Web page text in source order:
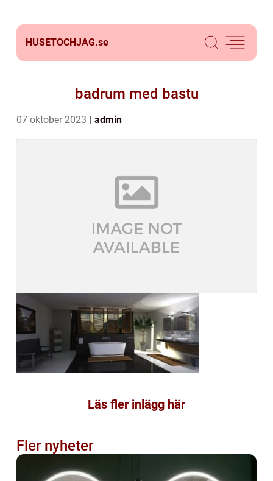
HUSETOCHJAG.se
badrum med bastu
07 oktober 2023 admin
Läs fler inlägg här
Fler nyheter